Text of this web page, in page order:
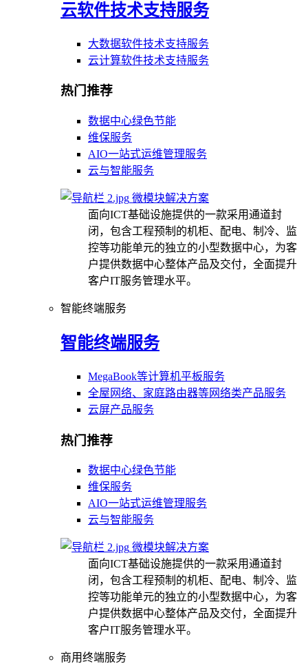
云软件技术支持服务
大数据软件技术支持服务
云计算软件技术支持服务
热门推荐
数据中心绿色节能
维保服务
AIO一站式运维管理服务
云与智能服务
微模块解决方案
面向ICT基础设施提供的一款采用通道封
闭，包含工程预制的机柜、配电、制冷、监
控等功能单元的独立的小型数据中心，为客
户提供数据中心整体产品及交付，全面提升
客户IT服务管理水平。
智能终端服务
智能终端服务
MegaBook等计算机平板服务
全屋网络、家庭路由器等网络类产品服务
云屏产品服务
热门推荐
数据中心绿色节能
维保服务
AIO一站式运维管理服务
云与智能服务
微模块解决方案
面向ICT基础设施提供的一款采用通道封
闭，包含工程预制的机柜、配电、制冷、监
控等功能单元的独立的小型数据中心，为客
户提供数据中心整体产品及交付，全面提升
客户IT服务管理水平。
商用终端服务